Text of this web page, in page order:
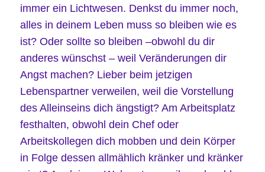
immer ein Lichtwesen. Denkst du immer noch,
alles in deinem Leben muss so bleiben wie es
ist? Oder sollte so bleiben –obwohl du dir
anderes wünschst – weil Veränderungen dir
Angst machen? Lieber beim jetzigen
Lebenspartner verweilen, weil die Vorstellung
des Alleinseins dich ängstigt? Am Arbeitsplatz
festhalten, obwohl dein Chef oder
Arbeitskollegen dich mobben und dein Körper
in Folge dessen allmählich kränker und kränker